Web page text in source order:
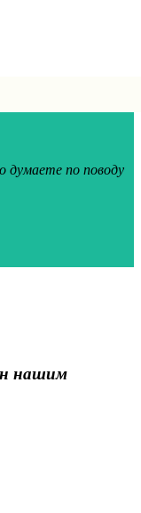
по поводу
нашим